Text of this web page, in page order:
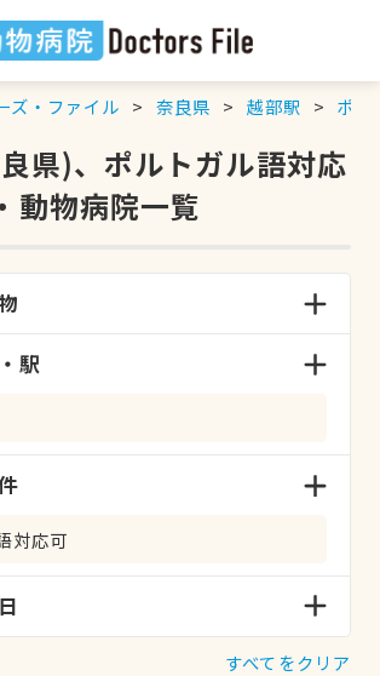
ズ・ファイル 奈良県 越部駅 ポル
県)、ポルトガル語対応
動物病院一覧
駅
対応可
すべてをクリア